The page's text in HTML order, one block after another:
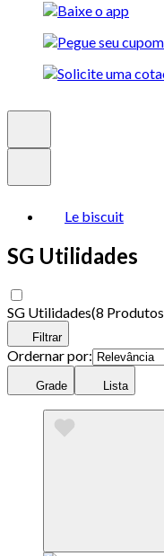
Le biscuit
SG Utilidades
SG Utilidades(8 Produtos
Filtrar
Ordernar por:
Grade Lista